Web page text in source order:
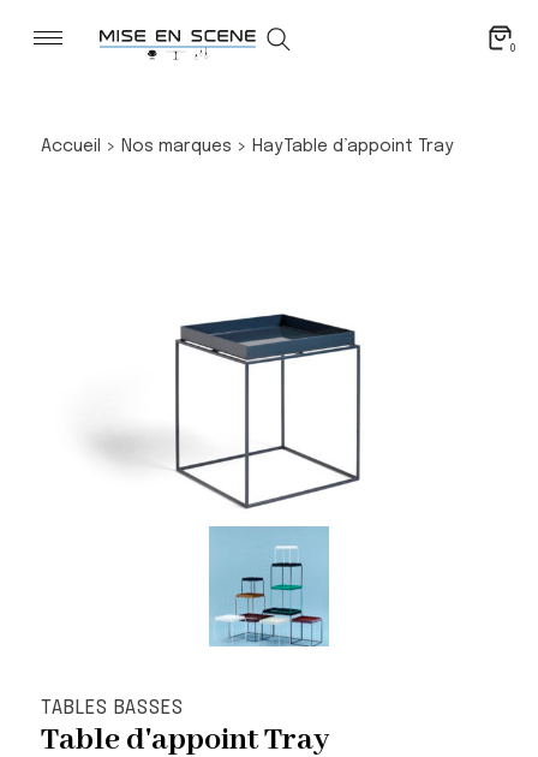
0
Accueil > Nos marques > HayTable d’appoint Tray
TABLES BASSES
Table d'appoint Tray